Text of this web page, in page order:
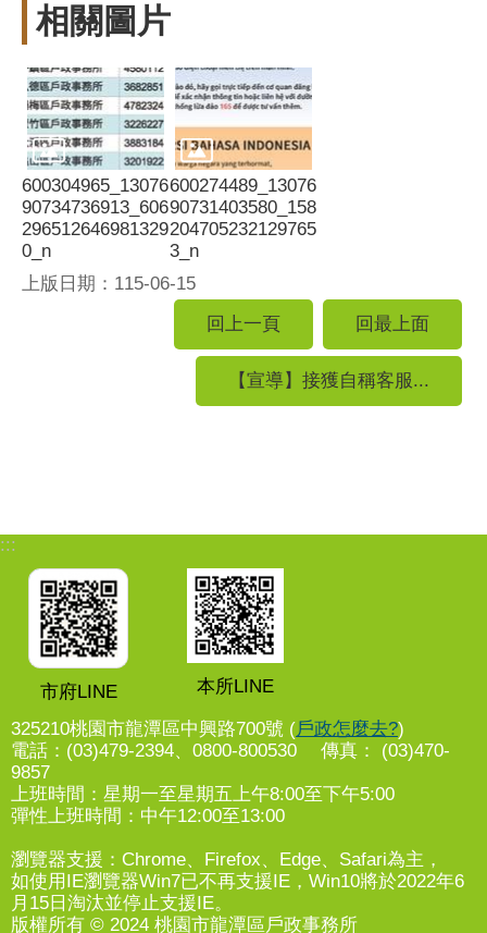
相關圖片
600304965_13076
90734736913_606
296512646981329
0_n
600274489_13076
90731403580_158
204705232129765
3_n
上版日期：115-06-15
回上一頁
回最上面
【宣導】接獲自稱客服...
:::
市府LINE 本所LINE
325210桃園市龍潭區中興路700號 (戶政怎麼去?)
電話：(03)479-2394、0800-800530 傳真： (03)470-
9857
上班時間：星期一至星期五上午8:00至下午5:00
彈性上班時間：中午12:00至13:00
瀏覽器支援：Chrome、Firefox、Edge、Safari為主，
如使用IE瀏覽器Win7已不再支援IE，Win10將於2022年6
月15日淘汰並停止支援IE。
版權所有 © 2024 桃園市龍潭區戶政事務所